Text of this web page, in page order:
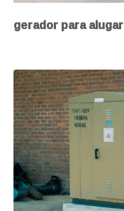
gerador para alugar